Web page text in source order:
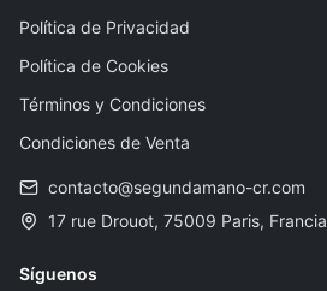
Política de Privacidad
Política de Cookies
Términos y Condiciones
Condiciones de Venta
contacto@segundamano-cr.com
17 rue Drouot, 75009 Paris, Francia
Síguenos